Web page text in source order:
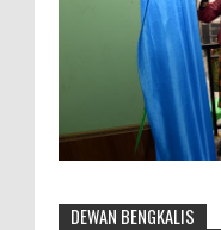
DEWAN BENGKALIS